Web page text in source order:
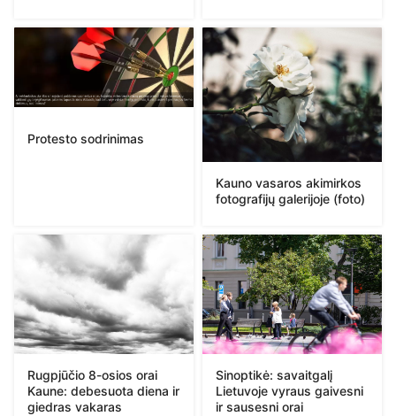
Protesto sodrinimas
Kauno vasaros akimirkos
fotografijų galerijoje (foto)
Rugpjūčio 8-osios orai
Kaune: debesuota diena ir
giedras vakaras
Sinoptikė: savaitgalį
Lietuvoje vyraus gaivesni
ir sausesni orai